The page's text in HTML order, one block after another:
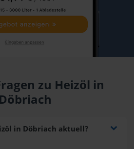
zu Heizöl in
Döbriach
in Döbriach aktuell?